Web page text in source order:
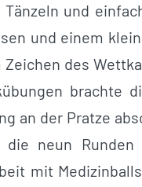
und
und einem
des
brachte
an der Pratze
neun
mit